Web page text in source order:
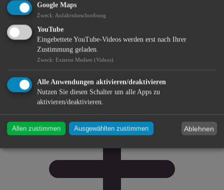
Bürgerservice
Google Maps
Zweck: Anfahrtsbeschreibung
YouTube
Eingebettete YouTube-Videos werden erst nach Ihrer
Zustimmung geladen.
Zweck: Externe Medien (Videos)
Alle Anwendungen aktivieren/deaktivieren
Nutzen Sie diesen Schalter um alle Apps zu
aktivieren/deaktivieren.
Allen zustimmen Ausgewählten zustimmen Ablehnen